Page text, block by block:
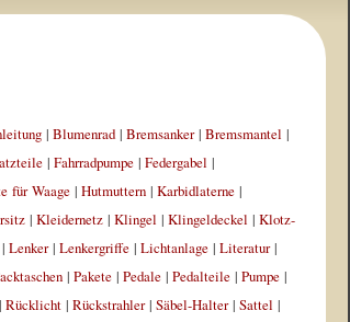
| Blumenrad| Bremsanker| Bremsmantel |
| Fahrradpumpe| Federgabel |
für Waage| Hutmuttern| Karbidlaterne|
| Kleidernetz| Klingel | Klingeldeckel | Klotz-
Lenker| Lenkergriffe| Lichtanlage| Literatur|
| Pakete| Pedale| Pedalteile| Pumpe|
| Rücklicht| Rückstrahler| Säbel-Halter| Sattel |